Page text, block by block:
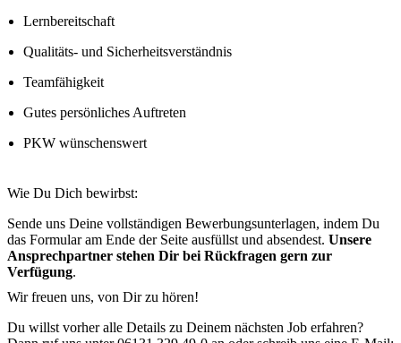
Lernbereitschaft
Qualitäts- und Sicherheitsverständnis
Teamfähigkeit
Gutes persönliches Auftreten
PKW wünschenswert
Wie Du Dich bewirbst:
Sende uns Deine vollständigen Bewerbungsunterlagen, indem Du
das Formular am Ende der Seite ausfüllst und absendest. Unsere
Ansprechpartner stehen Dir bei Rückfragen gern zur
Verfügung.
Wir freuen uns, von Dir zu hören!
Du willst vorher alle Details zu Deinem nächsten Job erfahren?